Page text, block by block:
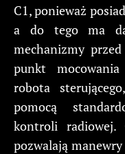
C1, ponieważ
a do tego ma
mechanizmy
punkt
robota
pomocą
kontroli
pozwalają